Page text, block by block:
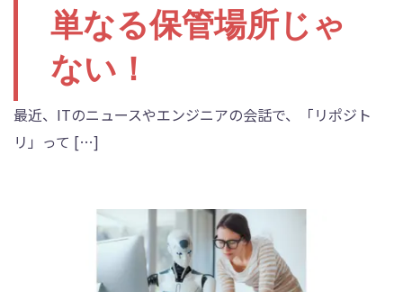
単なる保管場所じゃ
ない！
最近、ITのニュースやエンジニアの会話で、「リポジト
リ」って […]